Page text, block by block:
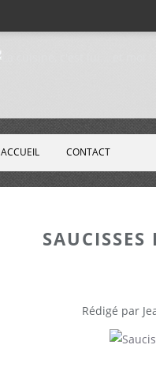
ACCUEIL CONTACT
Rédigé par